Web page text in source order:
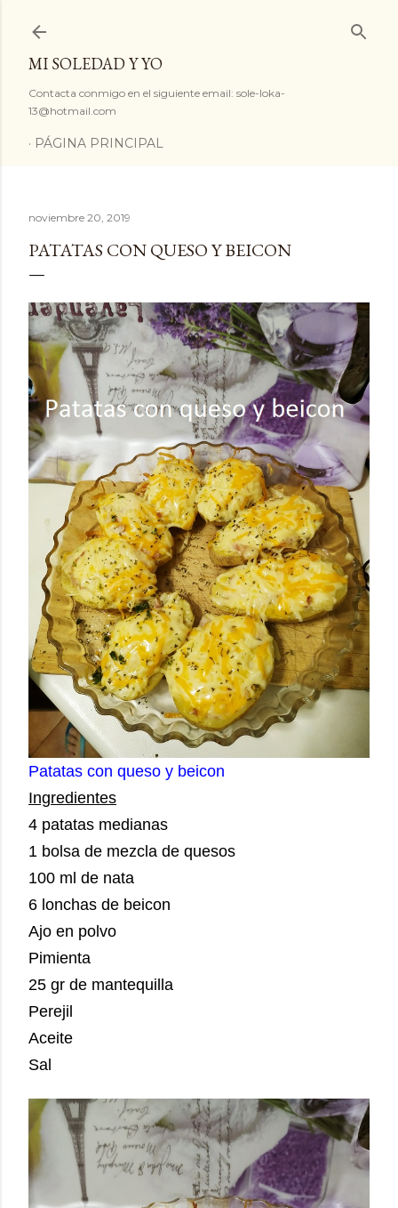
MI SOLEDAD Y YO
Contacta conmigo en el siguiente email: sole-loka-
13@hotmail.com
PÁGINA PRINCIPAL
noviembre 20, 2019
PATATAS CON QUESO Y BEICON
Patatas con queso y beicon
Ingredientes
4 patatas medianas
1 bolsa de mezcla de quesos
100 ml de nata
6 lonchas de beicon
Ajo en polvo
Pimienta
25 gr de mantequilla
Perejil
Aceite
Sal